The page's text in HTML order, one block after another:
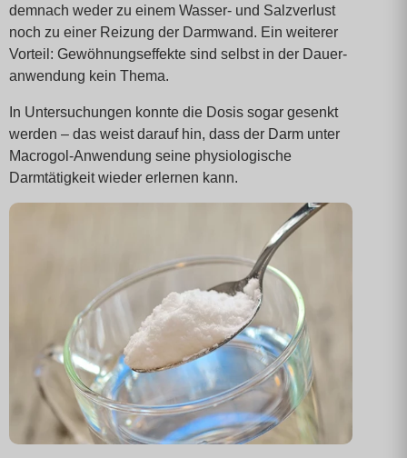
demnach weder zu einem Wasser- und Salzverlust
noch zu einer Reizung der Darmwand. Ein weiterer
Vorteil: Gewöhnungs­effekte sind selbst in der Dauer­
anwendung kein Thema.
In Untersuchungen konnte die Dosis sogar gesenkt
werden – das weist darauf hin, dass der Darm unter
Macrogol-Anwendung seine physio­logische
Darmtätigkeit wieder erlernen kann.